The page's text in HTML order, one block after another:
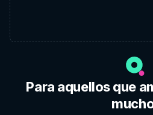
Para aquellos que